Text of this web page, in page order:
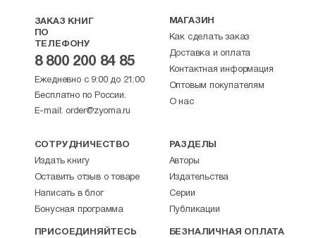
ЗАКАЗ КНИГ
ПО
ТЕЛЕФОНУ
8 800 200 84 85
Ежедневно с 9:00 до 21:00
Бесплатно по России.
E-mail: order@zyorna.ru
МАГАЗИН
Как сделать заказ
Доставка и оплата
Контактная информация
Оптовым покупателям
О нас
СОТРУДНИЧЕСТВО
Издать книгу
Оставить отзыв о товаре
Написать в блог
Бонусная программа
РАЗДЕЛЫ
Авторы
Издательства
Серии
Публикации
ПРИСОЕДИНЯЙТЕСЬ
БЕЗНАЛИЧНАЯ ОПЛАТА